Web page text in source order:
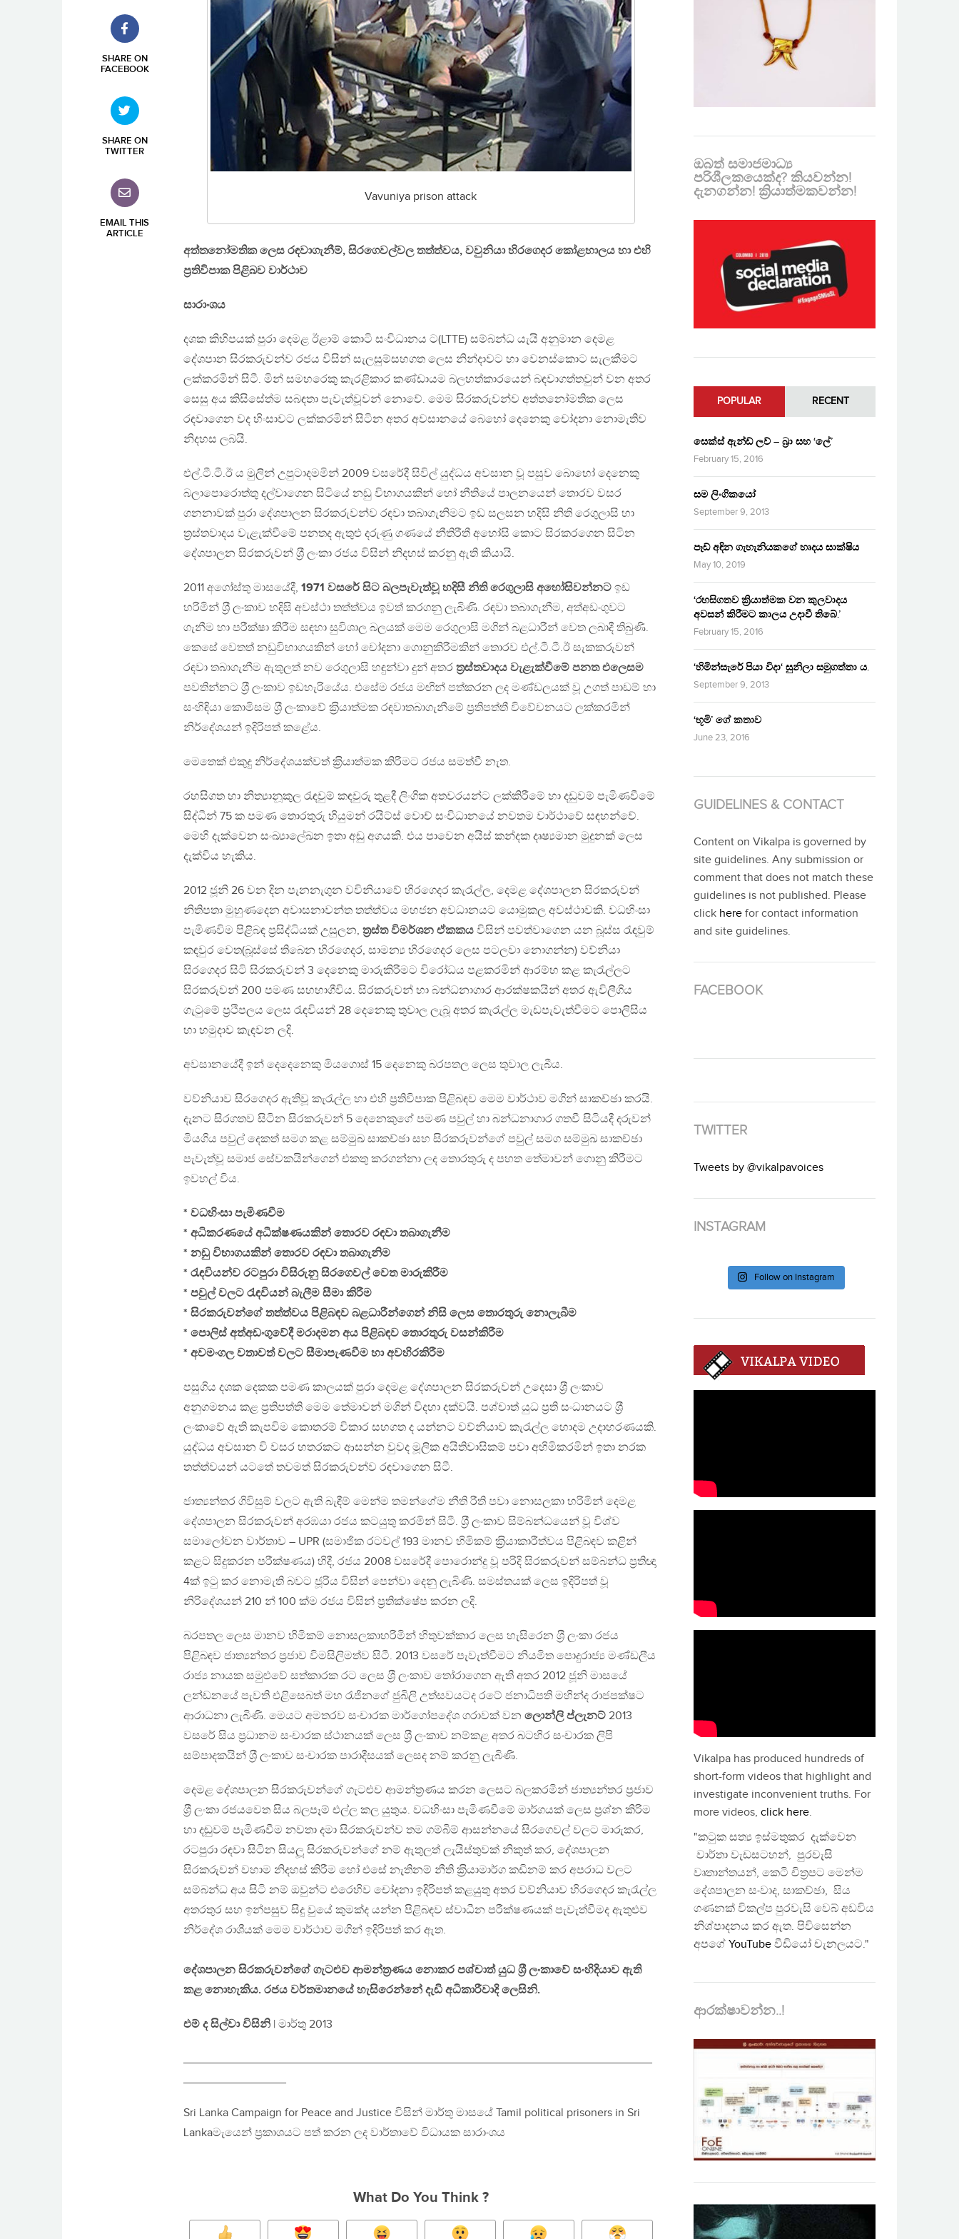
SHARE ON
FACEBOOK
SHARE ON
TWITTER
EMAIL THIS
ARTICLE
Vavuniya prison attack
අත්තනෝමතික ලෙස රඳවාගැනීම්, සිරගෙවල්වල තත්ත්වය, වවුනියා හිරගෙදර කෝළහාලය හා එහි
ප‍්‍රතිවිපාක පිළිබව වාර්ථාව
සාරාංශය
දශක කිහිපයක් පුරා දෙමළ ඊළාම් කොටි සංවිධානය ට(LTTE) සම්බන්ධ යැයි අනුමාන දෙමළ
දේශපාන සිරකරුවන්ව රජය විසින් සැලසුම්සහගත ලෙස නින්දාවට හා වෙනස්කොට සැලකීමට
ලක්කරමින් සිටී. මින් සමහරෙකු කැරළිකාර කණ්ඩායම බලහත්කාරයෙන් බඳවාගත්තවුන් වන අතර
සෙසු අය කිසිසේත්ම සබඳතා පැවැත්වූවන් නොවේ. මෙම සිරකරුවන්ව අත්තනෝමතික ලෙස
රඳවාගෙන වද හිංසාවට ලක්කරමින් සිටින අතර අවසානයේ බෙහෝ දෙනෙකු චෝදනා නොමැතිව
නිදහස ලබයි.
එල්.ටී.ටී.ඊ ය මුලින් උපුටාදමමින් 2009 වසරේදී සිවිල් යුද්ධය අවසාන වූ පසුව බොහෝ දෙනෙකු
බලාපොරොත්තු දල්වාගෙන සිටියේ නඩු විභාගයකින් හෝ නීතියේ පාලනයෙන් තොරව වසර
ගනනාවක් පුරා දේශපාලන සිරකරුවන්ව රඳවා තබාගැනිමට ඉඩ සලසන හදිසි නිති රෙගුලාසි හා
ත‍්‍රස්තවාදය වැළැක්වීමේ පනතද ඇතුළු දරුණු ගණයේ නීතිරීතී අහෝසි කොට සිරකරගෙන සිටින
දේශපාලන සිරකරුවන් ශ‍්‍රී ලංකා රජය විසින් නිදහස් කරනු ඇති කියායි.
2011 අගෝස්තු මාසයේදී, 1971 වසරේ සිට බලපැවැත්වූ හදිසී නිති රෙගුලාසි අහෝසිවන්නට ඉඩ
හරිමින් ශ‍්‍රී ලංකාව හදිසි අවස්ථා තත්ත්වය ඉවත් කරගනු ලැබිණි. රඳවා තබාගැනීම, අත්අඩංගුවට
ගැනීම හා පරීක්ෂා කිරීම සඳහා සුවිශාල බලයක් මෙම රෙගුලාසි මගින් බළධාරීන් වෙත ලබාදී තිබුණි.
කෙසේ වෙතත් නඩුවිභාගයකින් හෝ චෝදනා ගොනුකිරීමකින් තොරව එල්.ටී.ටී.ඊ සැකකරුවන්
රඳවා තබාගැනීම ඇතුලත් නව රෙගුලාසි හඳුන්වා දුන් අතර ත‍්‍රස්තවාදය වැළැක්වීමේ පනත එලෙසම
පවතින්නට ශ‍්‍රී ලංකාව ඉඩහැරියේය. එසේම රජය මඟින් පත්කරන ලද මණ්ඩලයක් වූ උගත් පාඩම් හා
සංහිඳියා කොමිසම ශ‍්‍රී ලංකාවේ ක‍්‍රියාත්මක රඳවාතබාගැනීමේ ප‍්‍රතිපත්තී විවේචනයට ලක්කරමින්
නිර්දේශයන් ඉදිරිපත් කළේය.
මෙතෙක් එකුදු නිර්දේශයක්වත් ක‍්‍රියාත්මක කිරිමට රජය සමත්වී නැත.
රහසිගත හා නිත්‍යානූකුල රැඳවුම් කඳවුරු තුළදී ලිංගික අතවරයන්ට ලක්කිරීමේ හා දඩුවම් පැමිණවීමේ
සිද්ධීන් 75 ක පමණ තොරතුරු හියුමන් රයිට්ස් වොච් සංවිධානයේ නවතම වාර්ථාවේ සඳහන්වේ.
මෙහි දැක්වෙන සංඛ්‍යාලේඛන ඉතා අඩු අගයකි. එය පාවෙන අයිස් කන්දක දෘෂ්‍යමාන මුදුනක් ලෙස
දැක්විය හැකිය.
2012 ජූනි 26 වන දින පැනනැගුන වවිනියාවේ හිරගෙදර කැරැල්ල, දෙමළ දේශපාලන සිරකරුවන්
නිතිපතා මුහුණදෙන අවාසනාවන්ත තත්ත්වය මහජන අවධානයට යොමුකල අවස්ථාවකි. වධහිංසා
පැමිණවිම පිළිබඳ ප‍්‍රසිද්ධියක් උසුලන, ත‍්‍රස්ත විමර්ශන ඒකකය විසින් පවත්වාගෙන යන බූස්ස රැඳවුම්
කඳවුර වෙත(බූස්සේ තිබෙන හිරගෙදර, සාමන්‍ය හිරගෙදර ලෙස පටලවා නොගන්න) වව්නියා
සිරගෙදර සිටි සිරකරුවන් 3 දෙනෙකු මාරුකිරීමට විරෝධය පළකරමින් ආරම්භ කළ කැරැල්ලට
සිරකරුවන් 200 පමණ සහභාගීවිය. සිරකරුවන් හා බන්ධනාගාර ආරක්ෂකයින් අතර ඇවිලීගිය
ගැටුමේ ප‍්‍රථිපලය ලෙස රැඳවියන් 28 දෙනෙකු තුවාල ලැබූ අතර කැරැල්ල මැඩපැවැත්වීමට පොලිසිය
හා හමුදාව කැඳවන ලදි.
අවසානයේදී ඉන් දෙදෙනෙකු මියගොස් 15 දෙනෙකු බරපතල ලෙස තුවාල ලැබීය.
වව්නියාව සිරගෙදර ඇතිවූ කැරැල්ල හා එහි ප‍්‍රතිවිපාක පිළිබඳව මෙම වාර්ථාව මගින් සාකච්ඡා කරයි.
දැනට සිරගතව සිටින සිරකරුවන් 5 දෙනෙකුගේ පමණ පවුල් හා බන්ධනාගාර ගතවී සිටියදී දරුවන්
මියගිය පවුල් දෙකත් සමග කළ සම්මුඛ සාකච්ඡා සහ සිරකරුවන්ගේ පවුල් සමග සම්මුඛ සාකච්ඡා
පැවැත්වූ සමාජ සේවකයින්ගෙන් එකතු කරගන්නා ලද තොරතුරු ද පහත තේමාවන් ගොනු කිරීමට
ඉවහල් විය.
* වධහිංසා පැමිණවීම
* අධිකරණයේ අධීක්ෂණයකින් තොරව රඳවා තබාගැනීම
* නඩු විභාගයකින් තොරව රඳවා තබාගැනිම
* රැඳවියන්ව රටපුරා විසිරුනු සිරගෙවල් වෙත මාරුකිරීම
* පවුල් වලට රැඳවියන් බැලීම සීමා කිරීම
* සිරකරුවන්ගේ තත්ත්වය පිළිබඳව බළධාරීන්ගෙන් නිසි ලෙස තොරතුරු නොලැබීම
* පොලිස් අත්අඩංගුවේදී මරාදමන අය පිළිබඳව තොරතුරු වසන්කිරීම
* අවමංගල වතාවත් වලට සීමාපැණවීම හා අවහිරකිරීම
පසුගිය දශක දෙකක පමණ කාලයක් පුරා දෙමළ දේශපාලන සිරකරුවන් උදෙසා ශ‍්‍රී ලංකාව
අනුගමනය කළ ප‍්‍රතිපත්ති මෙම තේමාවන් මගින් විදහා දක්වයි. පශ්චාත් යුධ ප‍්‍රති සංධානයට ශ‍්‍රී
ලංකාවේ ඇති කැපවිම කොතරම් විකාර සහගත ද යන්නට වව්නියාව කැරැල්ල හොදම උදාහරණයකි.
යුද්ධය අවසාන වි වසර හතරකට ආසන්න වුවද මූලික අයිතිවාසිකම් පවා අහිමිකරමින් ඉතා නරක
තත්ත්වයන් යටතේ තවමත් සිරකරුවන්ව රඳවාගෙන සිටී.
ජාත්‍යන්තර ගිවිසුම් වලට ඇති බැඳීම් මෙන්ම තමන්ගේම නීති රීති පවා නොසලකා හරිමින් දෙමළ
දේශපාලන සිරකරුවන් අරඹයා රජය කටයුතු කරමින් සිටී. ශ‍්‍රී ලංකාව සිම්බන්ධයෙන් වූ විශ්ව
සමාලෝචන වාර්තාව – UPR (සමාජික රටවල් 193 මානව හිමිකම් ක‍්‍රියාකාරීත්වය පිළිබඳව කළින්
කළට සිදුකරන පරීක්ෂණය) හිදී, රජය 2008 වසරේදී පොරොන්දු වූ පරිදි සිරකරුවන් සම්බන්ධ ප‍්‍රතිඥා
4ක් ඉටු කර නොමැති බවට ජූරිය විසින් පෙන්වා දෙනු ලැබිණි. සමස්තයක් ලෙස ඉදිරිපත් වූ
නිරිදේශයන් 210 න් 100 ක්ම රජය විසින් ප‍්‍රතික්ෂේප කරන ලදි.
බරපතල ලෙස මානව හිමිකම් නොසලකාහරිමින් හිතුවක්කාර ලෙස හැසිරෙන ශ‍්‍රී ලංකා රජය
පිළිබඳව ජාත්‍යන්තර ප‍්‍රජාව විමසිලිමත්ව සිටී. 2013 වසරේ පැවැත්වීමට නියමිත පොදුරාජ්‍ය මණ්ඩලීය
රාජ්‍ය නායක සමුළුවේ සත්කාරක රට ලෙස ශ‍්‍රී ලංකාව තෝරාගෙන ඇති අතර 2012 ජූනි මාසයේ
ලන්ඩනයේ පැවති එළිසෙබත් මහ රැජිනගේ ජුබිලි උත්සවයටද රටේ ජනාධිපති මහින්ද රාජපක්ෂට
ආරාධනා ලැබිණි. මෙයට අමතරව සංචාරක මාර්ගෝපදේශ ගරාවක් වන ලොන්ලි ප්ලැනට් 2013
වසරේ සිය ප‍්‍රධානම සංචාරක ස්ථානයක් ලෙස ශ‍්‍රී ලංකාව නම්කළ අතර බටහිර සංචාරක ලිපි
සම්පාදකයින් ශ‍්‍රී ලංකාව සංචාරක පාරාදීසයක් ලෙසද නම් කරනු ලැබිණි.
දෙමළ දේශපාලන සිරකරුවන්ගේ ගැටළුව ආමන්ත‍්‍රණය කරන ලෙසට බලකරමින් ජාත්‍යන්තර ප‍්‍රජාව
ශ‍්‍රී ලංකා රජයවෙත සිය බලපෑම් එල්ල කල යුතුය. වධහිංසා පැමිණවීමේ මාර්ගයක් ලෙස ප‍්‍රශ්න කිරිම
හා දඬුවම් පැමිණවීම නවතා දමා සිරකරුවන්ව තම ගම්බිම් ආසන්නයේ සිරගෙවල් වලට මාරුකර,
රටපුරා රඳවා සිටින සියලූ සිරකරුවන්ගේ නම් ඇතුලත් ලැයිස්තුවක් නිකුත් කර, දේශපාලන
සිරකරුවන් වහාම නිදහස් කිරීම හෝ එසේ නැතිනම් නීති ක‍්‍රියාමාර්ග කඩිනම් කර අපරාධ වලට
සම්බන්ධ අය සිටි නම් ඔවුන්ට එරෙහිව චෝදනා ඉදිරිපත් කළයුතු අතර වව්නියාව හිරගෙදර කැරැල්ල
අතරතුර සහ ඉන්පසුව සිදු වුයේ කුමක්ද යන්න පිළිබඳව ස්වාධීන පරීක්ෂණයක් පැවැත්වීමද ඇතුළුව
නිර්දේශ රාශීයක් මෙම වාර්ථාව මගින් ඉදිරිපත් කර ඇත.
දේශපාලන සිරකරුවන්ගේ ගැටළුව ආමන්ත‍්‍රණය නොකර පශ්චාත් යුධ ශ‍්‍රී ලංකාවේ සංහිදියාව ඇති
කළ නොහැකිය. රජය වර්තමානයේ හැසිරෙන්නේ දැඩි අධිකාරීවාදි ලෙසිනි.
එම් ද සිල්වා විසිනි | මාර්තු 2013
Sri Lanka Campaign for Peace and Justice විසින් මාර්තු මාසයේ Tamil political prisoners in Sri
Lankaමැයෙන් ප්‍රකාශයට පත් කරන ලද වාර්තාවේ විධායක සාරාංශය
What Do You Think ?
ඔබත් සමාජමාධ්‍ය
පරිශීලකයෙක්ද? කියවන්න!
දැනගන්න! ක්‍රියාත්මකවන්න!
POPULAR RECENT
සෙක්ස් ඇන්ඩ් ලව් – බ්‍රා සහ ‘ලේ’
February 15, 2016
සම ලිංගිකයෝ
September 9, 2013
පෑඩ් අඳින ගැහැනියකගේ හෘදය සාක්ෂිය
May 10, 2019
‘රහසිගතව ක්‍රියාත්මක වන කුලවාදය
අවසන් කිරීමට කාලය උදාවී තිබේ.’
February 15, 2016
‘හිමින්සැරේ පියා විදා‘ සුනිලා සමුගත්තා ය.
September 9, 2013
‘භූමි’ ගේ කතාව
June 23, 2016
GUIDELINES & CONTACT
Content on Vikalpa is governed by
site guidelines. Any submission or
comment that does not match these
guidelines is not published. Please
click here for contact information
and site guidelines.
FACEBOOK
TWITTER
Tweets by @vikalpavoices
INSTAGRAM
Follow on Instagram
Vikalpa has produced hundreds of
short-form videos that highlight and
investigate inconvenient truths. For
more videos, click here.
"කටුක සත්‍ය ඉස්මතුකර දැක්වෙන
වාර්තා වැඩසටහන්, පුරවැසි
වෘතාන්තයන්, කෙටි චිත්‍රපට මෙන්ම
දේශපාලන සංවාද, සාකච්ඡා, සිය
ගණනක් විකල්ප පුරවැසි වෙබ් අඩවිය
නිශ්පාදනය කර ඇත. පිවිසෙන්න
අපගේ YouTube වීඩියෝ චැනලයට."
ආරක්ෂාවන්න..!